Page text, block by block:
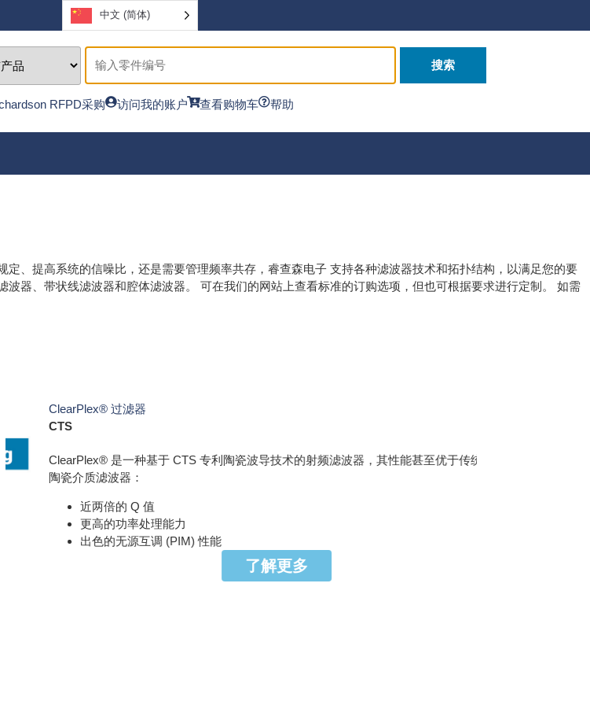
中文 (简体)
搜索
RFPD采购 访问我的账户 查看购物车 帮助
、提高系统的信噪比，还是需要管理频率共存，睿查森电子 支持各种滤波器技术和拓扑结构，以满足您的要
器、带状线滤波器和腔体滤波器。 可在我们的网站上查看标准的订购选项，但也可根据要求进行定制。 如需
ClearPlex® 过滤器
ClearPlex® 是一种基于 CTS 专利陶瓷波导技术的射频滤波器，其性能甚至优于传统的
陶瓷介质滤波器：
近两倍的 Q 值
更高的功率处理能力
出色的无源互调 (PIM) 性能
了解更多